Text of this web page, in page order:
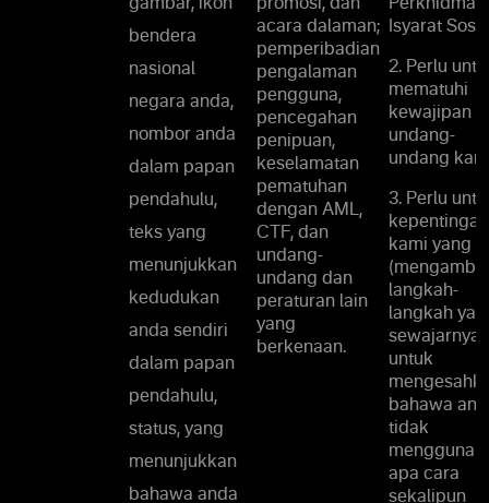
gambar, ikon
bendera
nasional
negara anda,
nombor anda
dalam papan
pendahulu,
teks yang
menunjukkan
kedudukan
anda sendiri
dalam papan
pendahulu,
status, yang
menunjukkan
bahawa anda
promosi, dan
acara dalaman;
pemperibadian
pengalaman
pengguna,
pencegahan
penipuan,
keselamatan
pematuhan
dengan AML,
CTF, dan
undang-
undang dan
peraturan lain
yang
berkenaan.
Isyarat
2. Perlu
mematuhi
kewajipan
undang-
undang
3. Perlu
kepentingan
kami yang
(mengambil
langkah-
langkah
sewajarnya
untuk
bahawa
tidak
apa cara
sekalipun